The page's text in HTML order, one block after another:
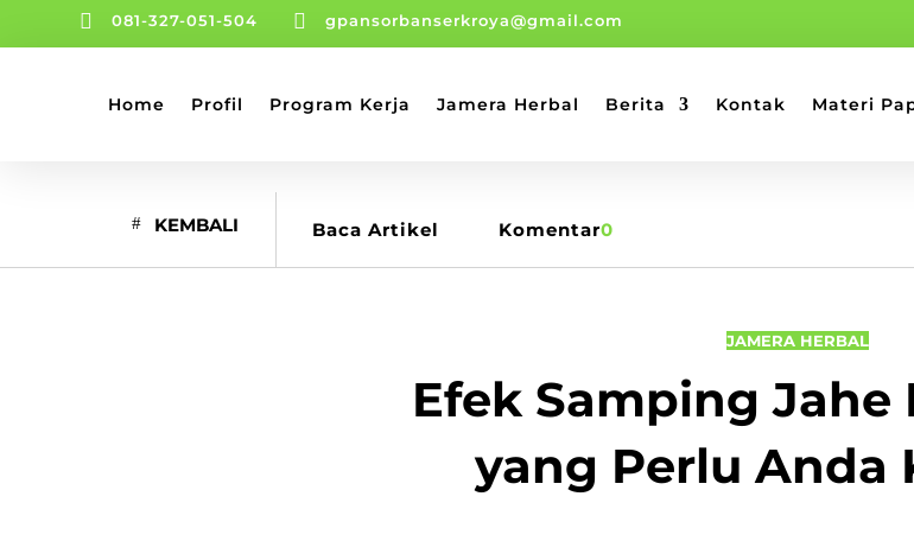
 081-327-051-504  gpansorbanserkroya@gmail.com
Home Profil Program Kerja Jamera Herbal Berita Kontak Materi
KEMBALI Baca Artikel Komentar0
JAMERA HERBAL
Efek Samping Jahe
yang Perlu Anda